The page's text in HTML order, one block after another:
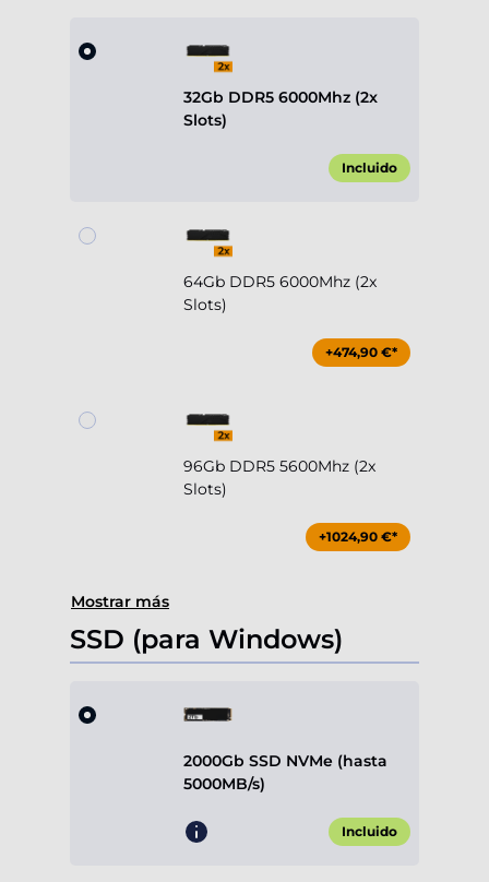
32Gb DDR5 6000Mhz (2x
Slots)
Incluido
64Gb DDR5 6000Mhz (2x
Slots)
+474,90 €*
96Gb DDR5 5600Mhz (2x
Slots)
+1024,90 €*
Mostrar más
SSD (para Windows)
2000Gb SSD NVMe (hasta
5000MB/s)
Incluido